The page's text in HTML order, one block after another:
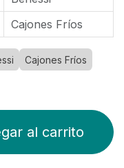
Cajones Fríos
Cajones Fríos
al carrito